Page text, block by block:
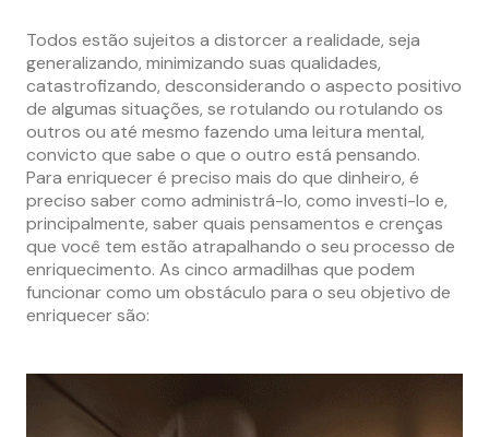
Todos estão sujeitos a distorcer a realidade, seja
generalizando, minimizando suas qualidades,
catastrofizando, desconsiderando o aspecto positivo
de algumas situações, se rotulando ou rotulando os
outros ou até mesmo fazendo uma leitura mental,
convicto que sabe o que o outro está pensando.
Para enriquecer é preciso mais do que dinheiro, é
preciso saber como administrá-lo, como investi-lo e,
principalmente, saber quais pensamentos e crenças
que você tem estão atrapalhando o seu processo de
enriquecimento. As cinco armadilhas que podem
funcionar como um obstáculo para o seu objetivo de
enriquecer são: